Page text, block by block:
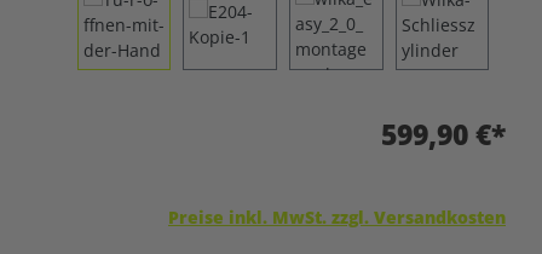
599,90 €*
Preise inkl. MwSt. zzgl. Versandkosten